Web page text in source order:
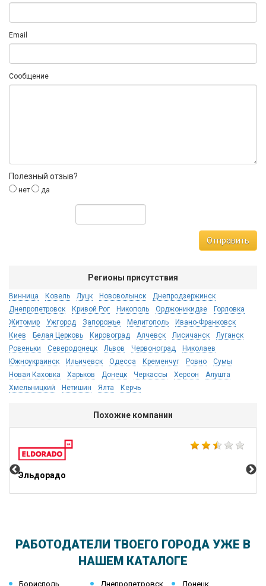
Email
Сообщение
Полезный отзыв?
нет да
Отправить
Регионы присутствия
Винница Ковель Луцк Нововолынск
Днепродзержинск
Днепропетровск
Кривой Рог Никополь Орджоникидзе
Горловка
Житомир
Ужгород Запорожье Мелитополь
Ивано-Франковск
Киев
Белая Церковь Кировоград Алчевск Лисичанск
Луганск
Ровеньки
Северодонецк Львов Червоноград
Николаев
Южноукраинск
Ильичевск Одесса Кременчуг Ровно
Сумы
Новая Каховка
Харьков Донецк Черкассы Херсон
Алушта
Хмельницкий
Нетишин Ялта Керчь
Похожие компании
Эльдорадо
РАБОТОДАТЕЛИ ТВОЕГО ГОРОДА УЖЕ В
НАШЕМ КАТАЛОГЕ
Борисполь Днепропетровск Донецк